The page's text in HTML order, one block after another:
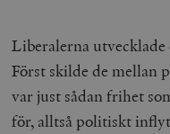
Liberalerna
Först skilde de mellan
var just sådan frihet
för, alltså politiskt